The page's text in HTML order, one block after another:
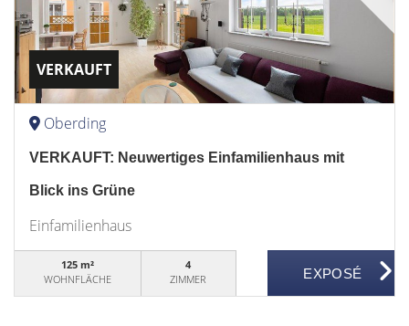
VERKAUFT
Oberding
VERKAUFT: Neuwertiges Einfamilienhaus mit
Blick ins Grüne
Einfamilienhaus
125 m²
WOHNFLÄCHE
4
ZIMMER